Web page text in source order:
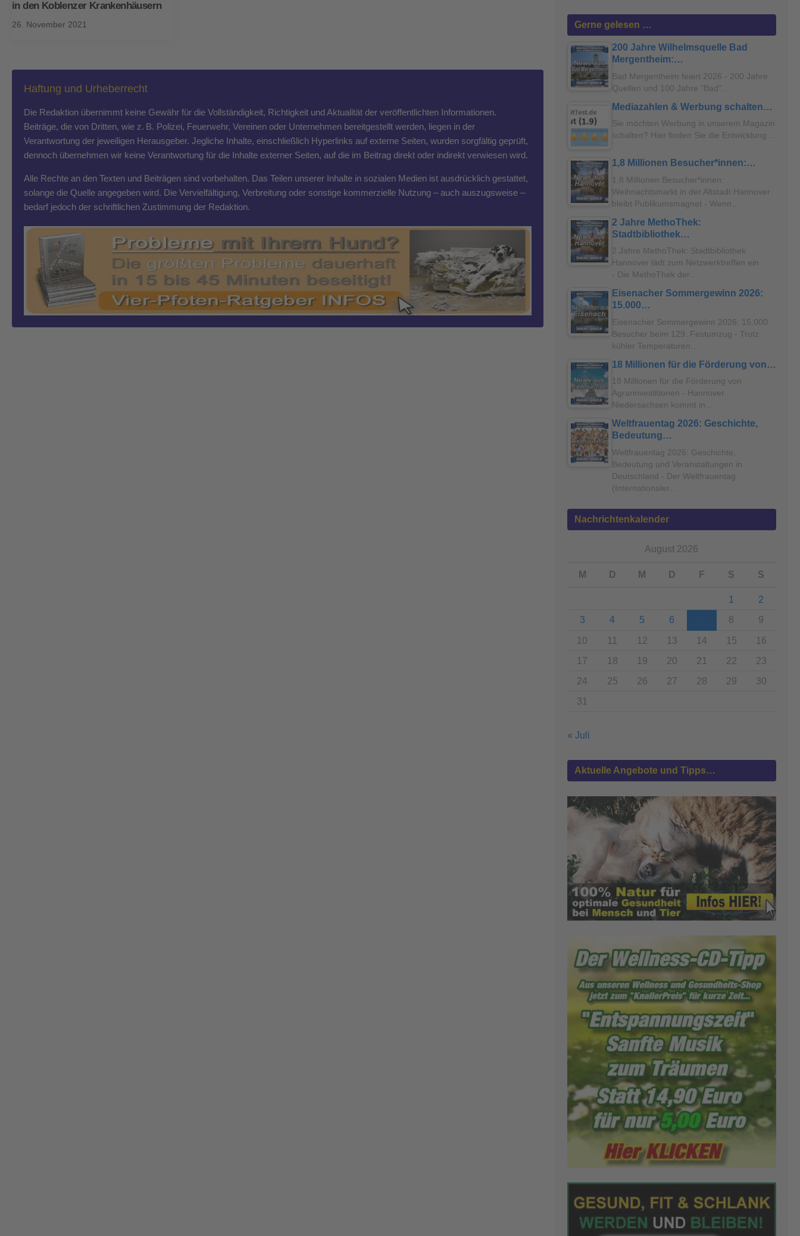
in den Koblenzer Krankenhäusern
26. November 2021
Haftung und Urheberrecht
Die Redaktion übernimmt keine Gewähr für die Vollständigkeit, Richtigkeit und Aktualität der veröffentlichten Informationen.
Beiträge, die von Dritten, wie z. B. Polizei, Feuerwehr, Vereinen oder Unternehmen bereitgestellt werden, liegen in der
Verantwortung der jeweiligen Herausgeber. Jegliche Inhalte, einschließlich Hyperlinks auf externe Seiten, wurden sorgfältig geprüft,
dennoch übernehmen wir keine Verantwortung für die Inhalte externer Seiten, auf die im Beitrag direkt oder indirekt verwiesen wird.
Alle Rechte an den Texten und Beiträgen sind vorbehalten. Das Teilen unserer Inhalte in sozialen Medien ist ausdrücklich gestattet,
solange die Quelle angegeben wird. Die Vervielfältigung, Verbreitung oder sonstige kommerzielle Nutzung – auch auszugsweise –
bedarf jedoch der schriftlichen Zustimmung der Redaktion.
Gerne gelesen …
200 Jahre Wilhelmsquelle Bad
Mergentheim:…
Bad Mergentheim feiert 2026 - 200 Jahre
Quellen und 100 Jahre "Bad"…
Mediazahlen & Werbung schalten…
Sie möchten Werbung in unserem Magazin
schalten? Hier finden Sie die Entwicklung…
1,8 Millionen Besucher*innen:…
1,8 Millionen Besucher*innen:
Weihnachtsmarkt in der Altstadt Hannover
bleibt Publikumsmagnet - Wenn…
2 Jahre MethoThek:
Stadtbibliothek…
2 Jahre MethoThek: Stadtbibliothek
Hannover lädt zum Netzwerktreffen ein
- Die MethoThek der…
Eisenacher Sommergewinn 2026:
15.000…
Eisenacher Sommergewinn 2026: 15.000
Besucher beim 129. Festumzug - Trotz
kühler Temperaturen…
18 Millionen für die Förderung von…
18 Millionen für die Förderung von
Agrarinvestitionen - Hannover.
Niedersachsen kommt in…
Weltfrauentag 2026: Geschichte,
Bedeutung…
Weltfrauentag 2026: Geschichte,
Bedeutung und Veranstaltungen in
Deutschland - Der Weltfrauentag
(Internationaler…
Nachrichtenkalender
August 2026
M D M D F S S
1
2
3
4 5 6 8 9
10 11 12 13 14 15
16
17
18 19 20 21 22
23
24
25 26 27 28 29
30
31
« Juli
Aktuelle Angebote und Tipps…